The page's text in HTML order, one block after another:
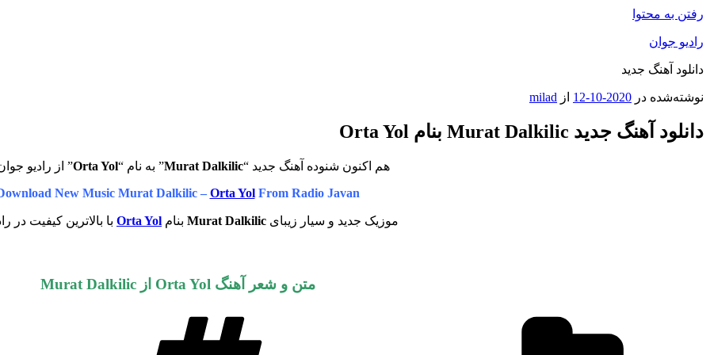
رفتن به محتوا
رادیو جوان
دانلود آهنگ جدید
نوشته‌شده در 2020-10-12 از milad
دانلود آهنگ جدید Murat Dalkilic بنام Orta Yol
هم اکنون شنوده آهنگ جدید “Murat Dalkilic” به نام “Orta Yol” از رادیو
New Music Murat Dalkilic – Orta YolFrom Radio Javan
موزیک جدید و سیار زیبای بنام Orta Yol با بالاترین کیفیت در
متن و شعر آهنگ Orta Yol از Murat Dalkilic